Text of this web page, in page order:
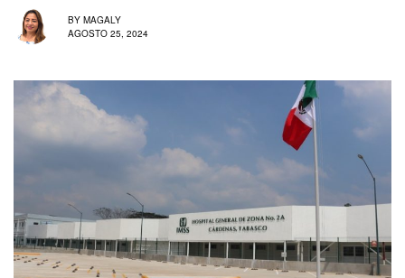
BY MAGALY
AGOSTO 25, 2024